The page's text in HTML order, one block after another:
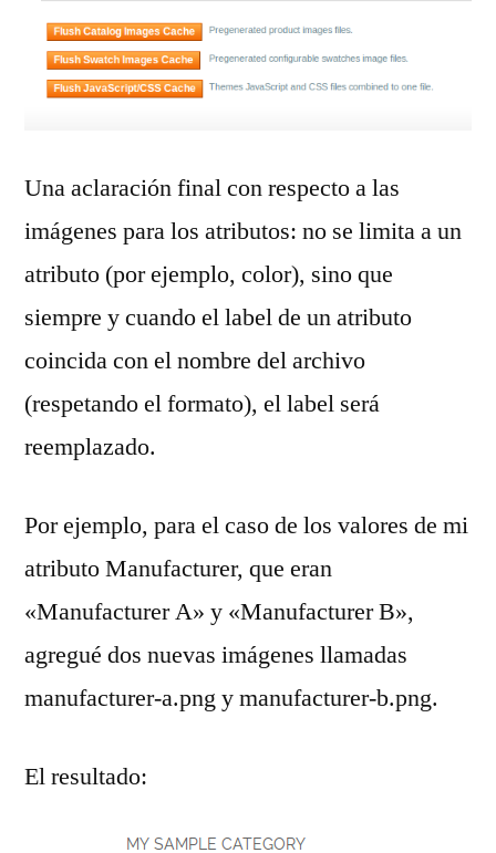
Una aclaración final con respecto a las
imágenes para los atributos: no se limita a un
atributo (por ejemplo, color), sino que
siempre y cuando el label de un atributo
coincida con el nombre del archivo
(respetando el formato), el label será
reemplazado.
Por ejemplo, para el caso de los valores de mi
atributo Manufacturer, que eran
«Manufacturer A» y «Manufacturer B»,
agregué dos nuevas imágenes llamadas
manufacturer-a.png y manufacturer-b.png.
El resultado: